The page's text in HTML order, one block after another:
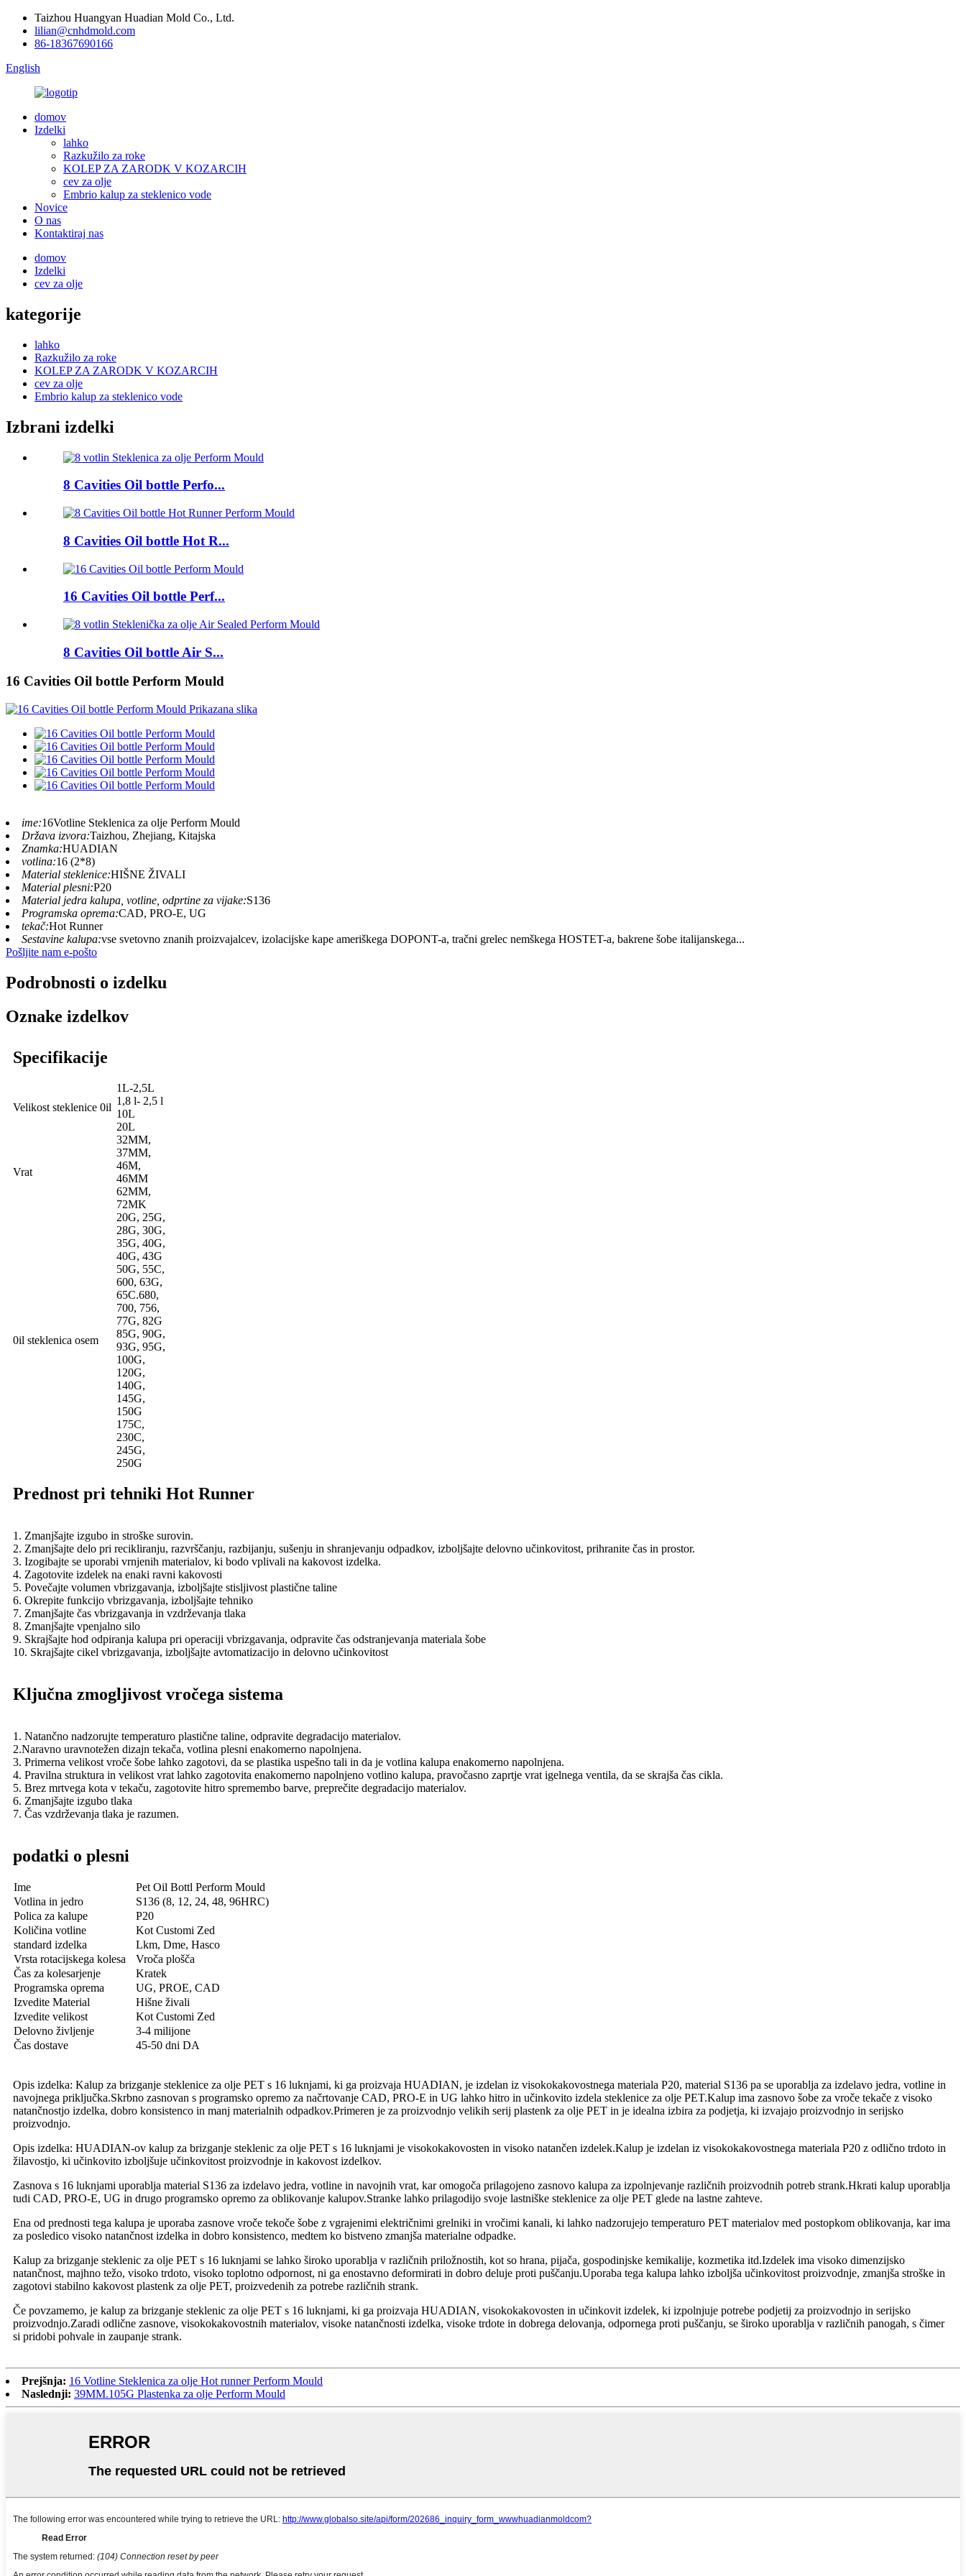
Taizhou Huangyan Huadian Mold Co., Ltd.
lilian@cnhdmold.com
86-18367690166
English
domov
Izdelki
lahko
Razkužilo za roke
KOLEP ZA ZARODK V KOZARCIH
cev za olje
Embrio kalup za steklenico vode
Novice
O nas
Kontaktiraj nas
domov
Izdelki
cev za olje
kategorije
lahko
Razkužilo za roke
KOLEP ZA ZARODK V KOZARCIH
cev za olje
Embrio kalup za steklenico vode
Izbrani izdelki
8 Cavities Oil bottle Perfo...
8 Cavities Oil bottle Hot R...
16 Cavities Oil bottle Perf...
8 Cavities Oil bottle Air S...
16 Cavities Oil bottle Perform Mould
ime:16Votline Steklenica za olje Perform Mould
Država izvora:Taizhou, Zhejiang, Kitajska
Znamka:HUADIAN
votlina:16 (2*8)
Material steklenice:HIŠNE ŽIVALI
Material plesni:P20
Material jedra kalupa, votline, odprtine za vijake:S136
Programska oprema:CAD, PRO-E, UG
tekač:Hot Runner
Sestavine kalupa:vse svetovno znanih proizvajalcev, izolacijske kape ameriškega DOPONT-a, tračni grelec nemškega HOSTET-a, bakrene šobe italijanskega...
Pošljite nam e-pošto
Podrobnosti o izdelku
Oznake izdelkov
Specifikacije
Velikost steklenice 0il
1L-2,5L
1,8 l- 2,5 l
10L
20L
Vrat
32MM,
37MM,
46M,
46MM
62MM,
72MK
0il steklenica osem
20G, 25G,
28G, 30G,
35G, 40G,
40G, 43G
50G, 55C,
600, 63G,
65C.680,
700, 756,
77G, 82G
85G, 90G,
93G, 95G,
100G,
120G,
140G,
145G,
150G
175C,
230C,
245G,
250G
Prednost pri tehniki Hot Runner
1. Zmanjšajte izgubo in stroške surovin.
2. Zmanjšajte delo pri recikliranju, razvrščanju, razbijanju, sušenju in shranjevanju odpadkov, izboljšajte delovno učinkovitost, prihranite čas in prostor.
3. Izogibajte se uporabi vrnjenih materialov, ki bodo vplivali na kakovost izdelka.
4. Zagotovite izdelek na enaki ravni kakovosti
5. Povečajte volumen vbrizgavanja, izboljšajte stisljivost plastične taline
6. Okrepite funkcijo vbrizgavanja, izboljšajte tehniko
7. Zmanjšajte čas vbrizgavanja in vzdrževanja tlaka
8. Zmanjšajte vpenjalno silo
9. Skrajšajte hod odpiranja kalupa pri operaciji vbrizgavanja, odpravite čas odstranjevanja materiala šobe
10. Skrajšajte cikel vbrizgavanja, izboljšajte avtomatizacijo in delovno učinkovitost
Ključna zmogljivost vročega sistema
1. Natančno nadzorujte temperaturo plastične taline, odpravite degradacijo materialov.
2.Naravno uravnotežen dizajn tekača, votlina plesni enakomerno napolnjena.
3. Primerna velikost vroče šobe lahko zagotovi, da se plastika uspešno tali in da je votlina kalupa enakomerno napolnjena.
4. Pravilna struktura in velikost vrat lahko zagotovita enakomerno napolnjeno votlino kalupa, pravočasno zaprtje vrat igelnega ventila, da se skrajša čas cikla.
5. Brez mrtvega kota v tekaču, zagotovite hitro spremembo barve, preprečite degradacijo materialov.
6. Zmanjšajte izgubo tlaka
7. Čas vzdrževanja tlaka je razumen.
podatki o plesni
Ime
Pet Oil Bottl Perform Mould
Votlina in jedro
S136 (8, 12, 24, 48, 96HRC)
Polica za kalupe
P20
Količina votline
Kot Customi Zed
standard izdelka
Lkm, Dme, Hasco
Vrsta rotacijskega kolesa
Vroča plošča
Čas za kolesarjenje
Kratek
Programska oprema
UG, PROE, CAD
Izvedite Material
Hišne živali
Izvedite velikost
Kot Customi Zed
Delovno življenje
3-4 milijone
Čas dostave
45-50 dni DA
Opis izdelka: Kalup za brizganje steklenice za olje PET s 16 luknjami, ki ga proizvaja HUADIAN, je izdelan iz visokokakovostnega materiala P20, material S136 pa se uporablja za izdelavo jedra, votline in
navojnega priključka.Skrbno zasnovan s programsko opremo za načrtovanje CAD, PRO-E in UG lahko hitro in učinkovito izdela steklenice za olje PET.Kalup ima zasnovo šobe za vroče tekače z visoko
natančnostjo izdelka, dobro konsistenco in manj materialnih odpadkov.Primeren je za proizvodnjo velikih serij plastenk za olje PET in je idealna izbira za podjetja, ki izvajajo proizvodnjo in serijsko
proizvodnjo.
Opis izdelka: HUADIAN-ov kalup za brizganje steklenic za olje PET s 16 luknjami je visokokakovosten in visoko natančen izdelek.Kalup je izdelan iz visokokakovostnega materiala P20 z odlično trdoto in
žilavostjo, ki učinkovito izboljšuje učinkovitost proizvodnje in kakovost izdelkov.
Zasnova s ​​16 luknjami uporablja material S136 za izdelavo jedra, votline in navojnih vrat, kar omogoča prilagojeno zasnovo kalupa za izpolnjevanje različnih proizvodnih potreb strank.Hkrati kalup uporablja
tudi CAD, PRO-E, UG in drugo programsko opremo za oblikovanje kalupov.Stranke lahko prilagodijo svoje lastniške steklenice za olje PET glede na lastne zahteve.
Ena od prednosti tega kalupa je uporaba zasnove vroče tekoče šobe z vgrajenimi električnimi grelniki in vročimi kanali, ki lahko nadzorujejo temperaturo PET materialov med postopkom oblikovanja, kar ima
za posledico visoko natančnost izdelka in dobro konsistenco, medtem ko bistveno zmanjša materialne odpadke.
Kalup za brizganje steklenic za olje PET s 16 luknjami se lahko široko uporablja v različnih priložnostih, kot so hrana, pijača, gospodinjske kemikalije, kozmetika itd.Izdelek ima visoko dimenzijsko
natančnost, majhno težo, visoko trdoto, visoko toplotno odpornost, ni ga enostavno deformirati in dobro deluje proti puščanju.Uporaba tega kalupa lahko izboljša učinkovitost proizvodnje, zmanjša stroške in
zagotovi stabilno kakovost plastenk za olje PET, proizvedenih za potrebe različnih strank.
Če povzamemo, je kalup za brizganje steklenic za olje PET s 16 luknjami, ki ga proizvaja HUADIAN, visokokakovosten in učinkovit izdelek, ki izpolnjuje potrebe podjetij za proizvodnjo in serijsko
proizvodnjo.Zaradi odlične zasnove, visokokakovostnih materialov, visoke natančnosti izdelka, visoke trdote in dobrega delovanja, odpornega proti puščanju, se široko uporablja v različnih panogah, s čimer
si pridobi pohvale in zaupanje strank.
Prejšnja: 16 Votline Steklenica za olje Hot runner Perform Mould
Naslednji: 39MM.105G Plastenka za olje Perform Mould